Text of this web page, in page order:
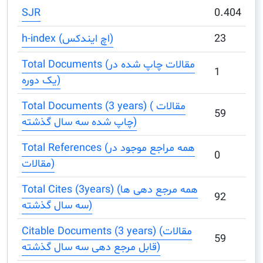
Total Documents (مقالات چاپ شده در
Total Documents (3 years) ( مقالات
Total References (همه مراجع موجود در
Total Cites (3years) (همه مرجع دهی ها
Citable Documents (3 years) (مقالات